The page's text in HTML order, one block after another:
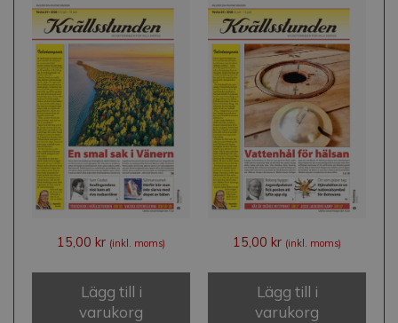
15,00 kr (inkl. moms)
Lägg till i
varukorg
15,00 kr (inkl. moms)
Lägg till i
varukorg